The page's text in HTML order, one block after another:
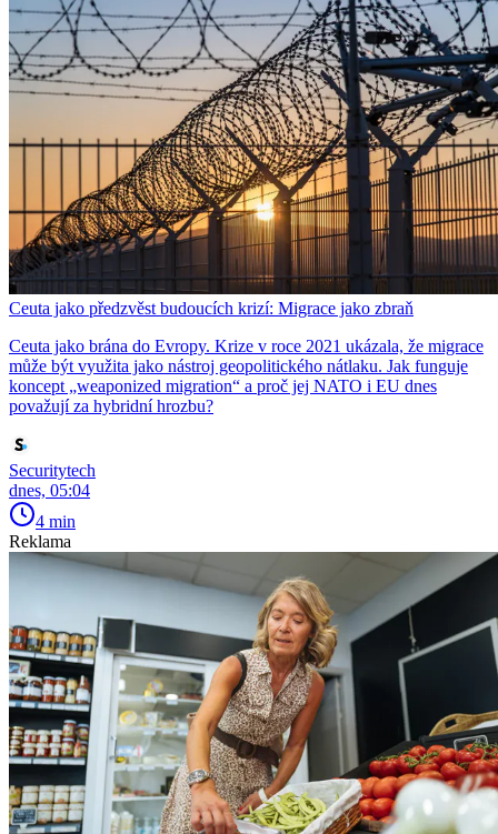
Ceuta jako předzvěst budoucích krizí: Migrace jako zbraň
Ceuta jako brána do Evropy. Krize v roce 2021 ukázala, že migrace
může být využita jako nástroj geopolitického nátlaku. Jak funguje
koncept „weaponized migration“ a proč jej NATO i EU dnes
považují za hybridní hrozbu?
Securitytech
dnes, 05:04
4 min
Reklama